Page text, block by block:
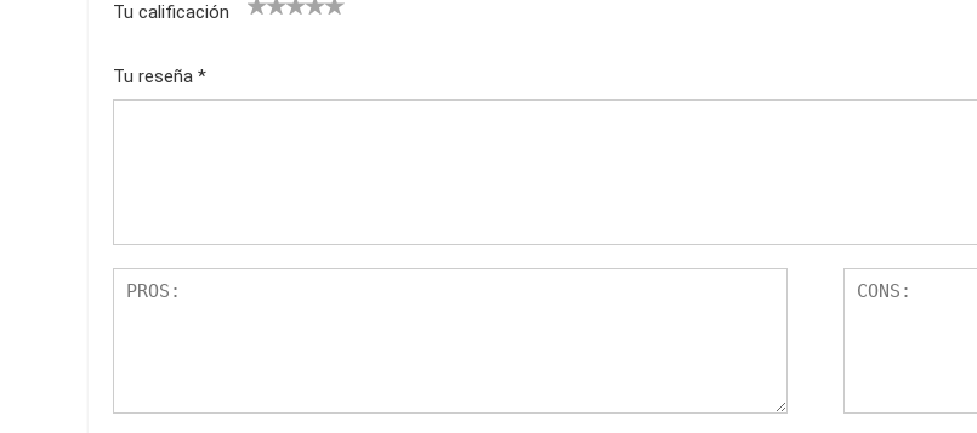
Tu calificación
Tu reseña *